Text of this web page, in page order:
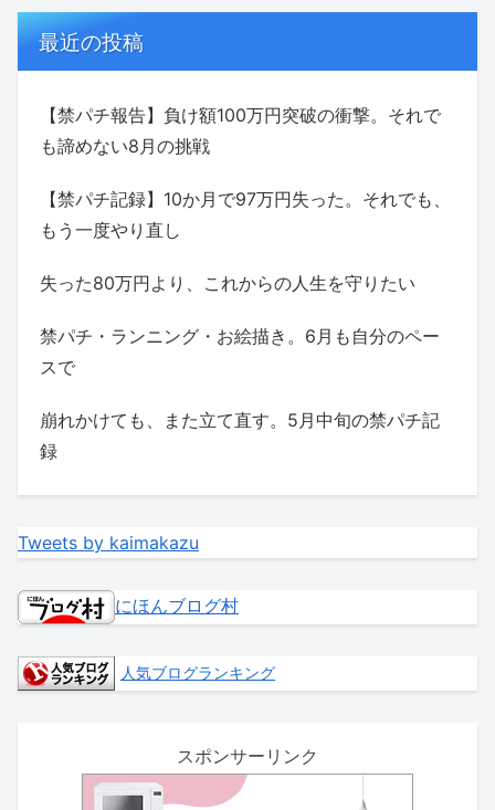
最近の投稿
【禁パチ報告】負け額100万円突破の衝撃。それで
も諦めない8月の挑戦
【禁パチ記録】10か月で97万円失った。それでも、
もう一度やり直し
失った80万円より、これからの人生を守りたい
禁パチ・ランニング・お絵描き。6月も自分のペー
スで
崩れかけても、また立て直す。5月中旬の禁パチ記
録
Tweets by kaimakazu
にほんブログ村
人気ブログランキング
スポンサーリンク